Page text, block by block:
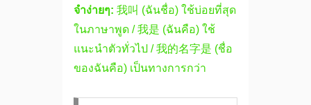
จำง่ายๆ: 我叫 (ฉันชื่อ) ใช้บ่อยที่สุด
ในภาษาพูด / 我是 (ฉันคือ) ใช้
แนะนำตัวทั่วไป / 我的名字是 (ชื่อ
ของฉันคือ) เป็นทางการกว่า